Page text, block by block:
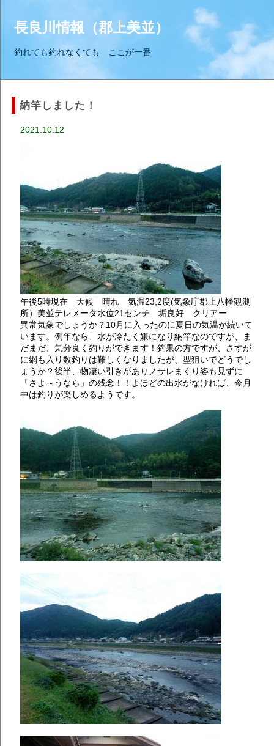
長良川情報（郡上美並）
釣れても釣れなくても ここが一番
納竿しました！
2021.10.12
午後5時現在 天候 晴れ 気温23,2度(気象庁郡上八幡観測
所）美並テレメータ水位21センチ 垢良好 クリアー
異常気象でしょうか？10月に入ったのに夏日の気温が続いて
います。例年なら、水が冷たく嫌になり納竿なのですが、ま
だまだ、気分良く釣りができます！釣果の方ですが、さすが
に網も入り数釣りは難しくなりましたが、型狙いでどうでし
ょうか？後半、物凄い引きがありノサレまくり姿も見ずに
「さよ～うなら」の残念！！よほどの出水がなければ、今月
中は釣りが楽しめるようです。